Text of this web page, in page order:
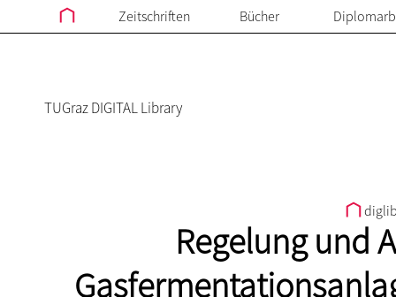
Zeitschriften Bücher
TUGraz DIGITAL Library
Regelung und